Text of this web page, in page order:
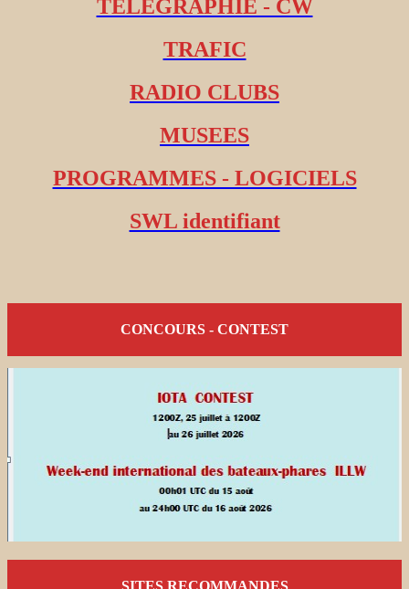
TELEGRAPHIE - CW
TRAFIC
RADIO CLUBS
MUSEES
PROGRAMMES - LOGICIELS
SWL identifiant
CONCOURS - CONTEST
SITES RECOMMANDES